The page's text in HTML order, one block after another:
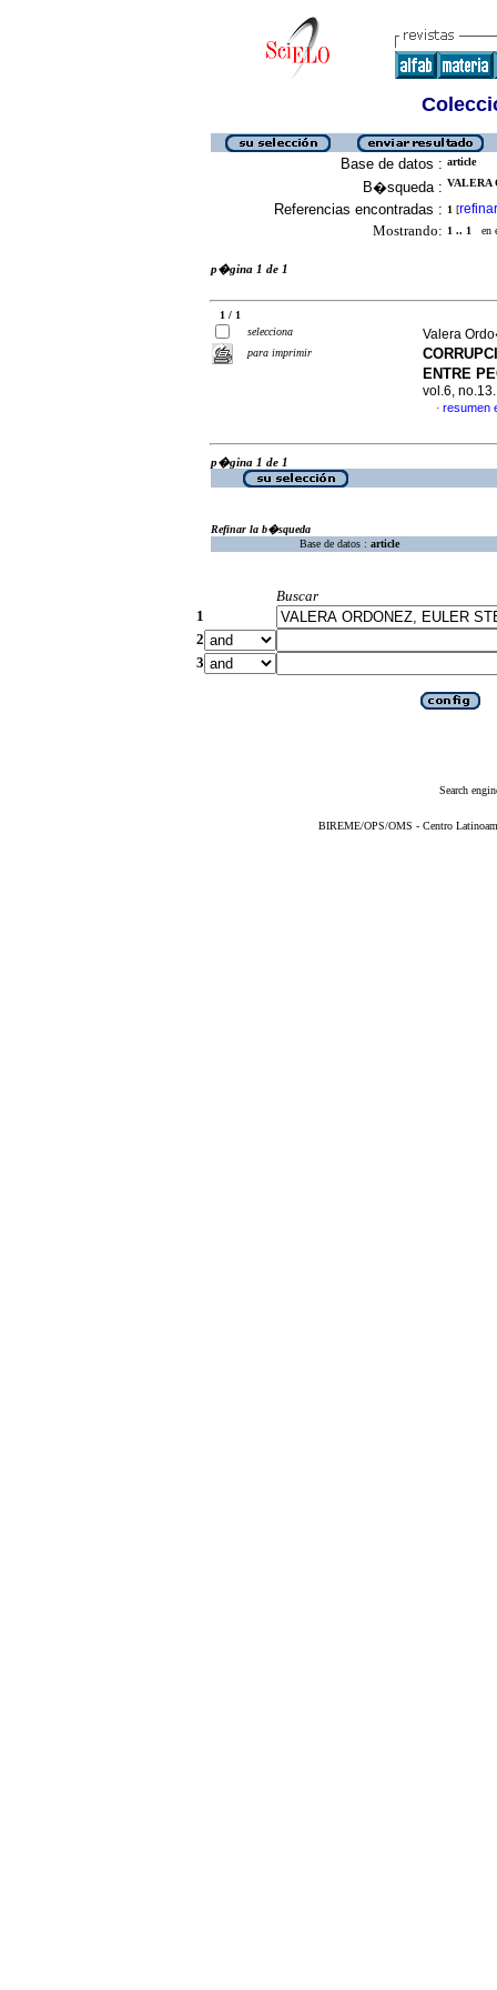
Base de datos : article
B�squeda : VALERA
Referencias encontradas : 1 [refinar
Mostrando: 1 .. 1 en
p�gina 1 de 1
1 / 1
selecciona
para imprimir
Valera
ENTRE
vol.6,
· resumen
p�gina 1 de 1
Refinar la b�squeda
Base de datos : article
Buscar
1
2
3
Search
BIREME/OPS/OMS - Centro